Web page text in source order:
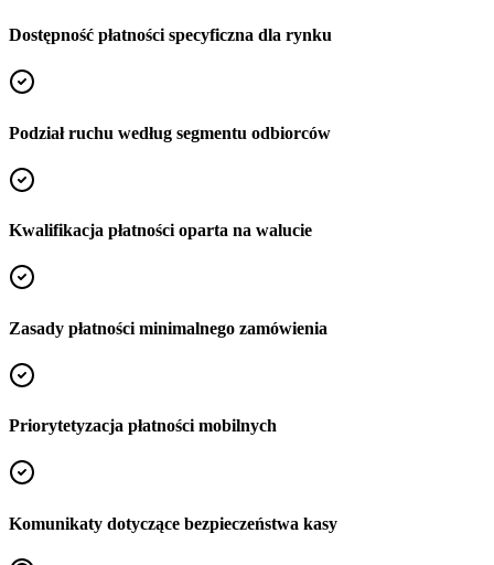
Dostępność płatności specyficzna dla rynku
Podział ruchu według segmentu odbiorców
Kwalifikacja płatności oparta na walucie
Zasady płatności minimalnego zamówienia
Priorytetyzacja płatności mobilnych
Komunikaty dotyczące bezpieczeństwa kasy